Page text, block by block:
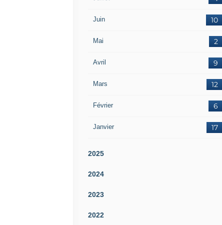
Juin 10
Mai 2
Avril 9
Mars 12
Février 6
Janvier 17
2025
2024
2023
2022